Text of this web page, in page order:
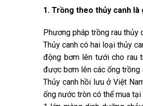
1. Trồng theo thủy canh là
Phương pháp trồng rau thủy
Thủy canh có hai loại thủy
động bơm lên tưới cho rau
được bơm lên các ống trồng
Thủy canh hồi lưu ở Việt
ống nước tròn có thể mua